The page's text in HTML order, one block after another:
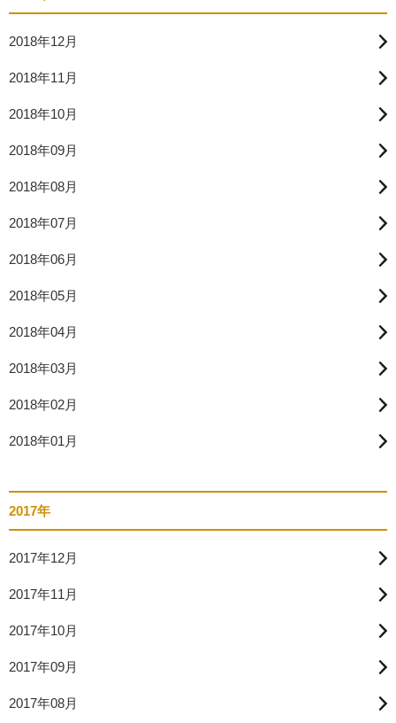
2018年12月
2018年11月
2018年10月
2018年09月
2018年08月
2018年07月
2018年06月
2018年05月
2018年04月
2018年03月
2018年02月
2018年01月
2017年
2017年12月
2017年11月
2017年10月
2017年09月
2017年08月